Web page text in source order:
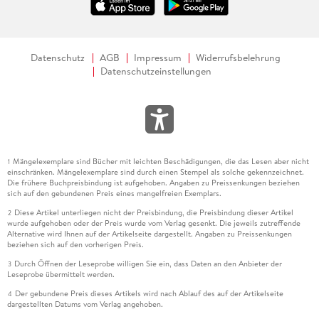
Datenschutz AGB Impressum
Widerrufsbelehrung
Datenschutzeinstellungen
1 Mängelexemplare sind Bücher mit leichten Beschädigungen, die das Lesen aber nicht
einschränken. Mängelexemplare sind durch einen Stempel als solche gekennzeichnet.
Die frühere Buchpreisbindung ist aufgehoben. Angaben zu Preissenkungen beziehen
sich auf den gebundenen Preis eines mangelfreien Exemplars.
2 Diese Artikel unterliegen nicht der Preisbindung, die Preisbindung dieser Artikel
wurde aufgehoben oder der Preis wurde vom Verlag gesenkt. Die jeweils zutreffende
Alternative wird Ihnen auf der Artikelseite dargestellt. Angaben zu Preissenkungen
beziehen sich auf den vorherigen Preis.
3 Durch Öffnen der Leseprobe willigen Sie ein, dass Daten an den Anbieter der
Leseprobe übermittelt werden.
4 Der gebundene Preis dieses Artikels wird nach Ablauf des auf der Artikelseite
dargestellten Datums vom Verlag angehoben.